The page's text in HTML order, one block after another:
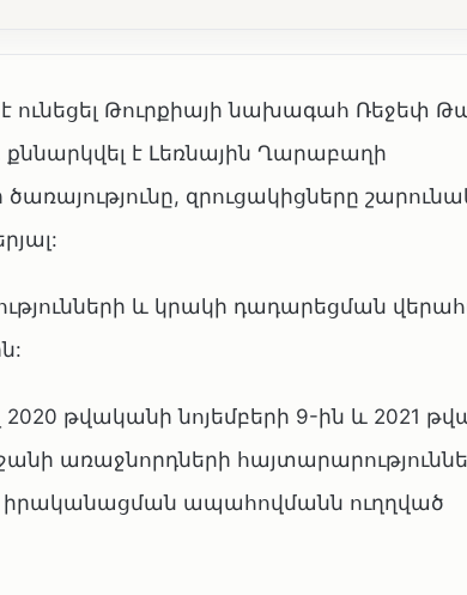
Թուրքիայի նախագահ Ռեջեփ
է Լեռնային Ղարաբաղի
զրուցակիցները
և կրակի դադարեցման
թվականի նոյեմբերի 9-ին և 2021
առաջնորդների
իրականացման ապահովմանն ուղղված